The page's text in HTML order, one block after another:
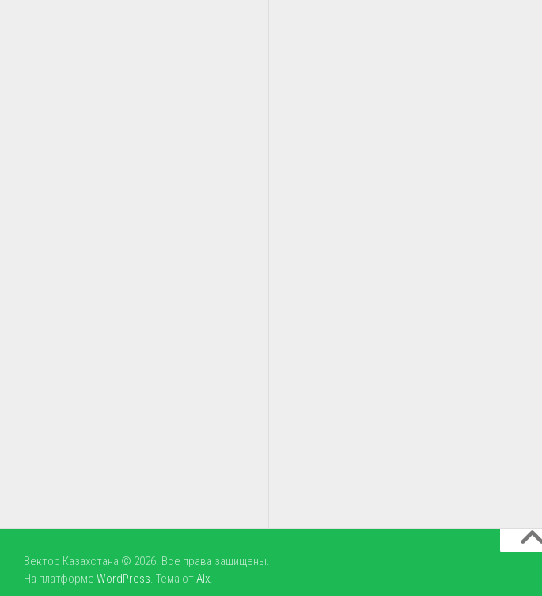
Вектор Казахстана © 2026. Все права защищены.
На платформе WordPress. Тема отAlx.